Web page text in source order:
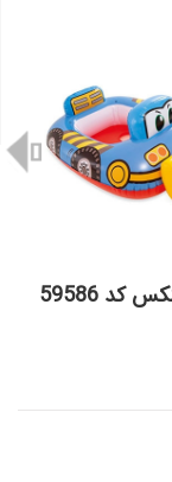
شناور بادی شورتی کودک طرح ماشین اینتکس کد 59586